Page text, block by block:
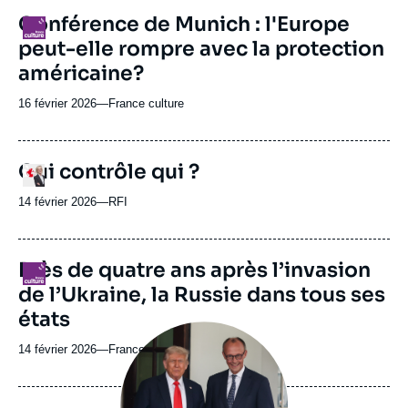
ou
émission
Logo
Conférence de Munich : l'Europe
peut-elle rompre avec la protection
américaine?
16 février 2026—Nom
journal,
ou
émission
France culture
Logo
Qui contrôle qui ?
14 février 2026—Nom
journal,
ou
émission
RFI
Logo
Près de quatre ans après l’invasion
de l’Ukraine, la Russie dans tous ses
états
14 février 2026—Nom
journal,
revue
France Culture
principale
médiatique